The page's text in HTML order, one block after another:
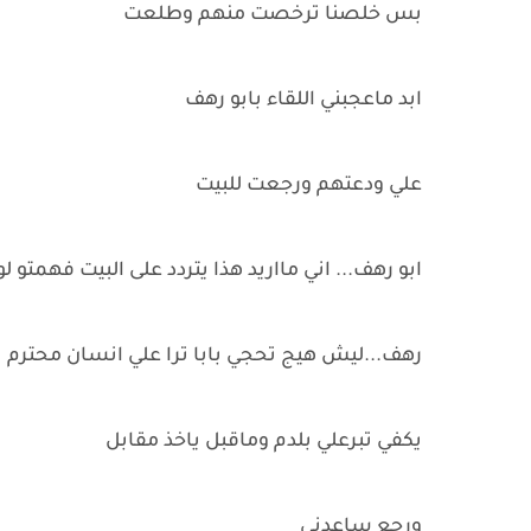
بس خلصنا ترخصت منهم وطلعت
ابد ماعجبني اللقاء بابو رهف
علي ودعتهم ورجعت للبيت
ابو رهف... اني مااريد هذا يتردد على البيت فهمتو
رهف...ليش هيج تحجي بابا ترا علي انسان محترم
يكفي تبرعلي بلدم وماقبل ياخذ مقابل